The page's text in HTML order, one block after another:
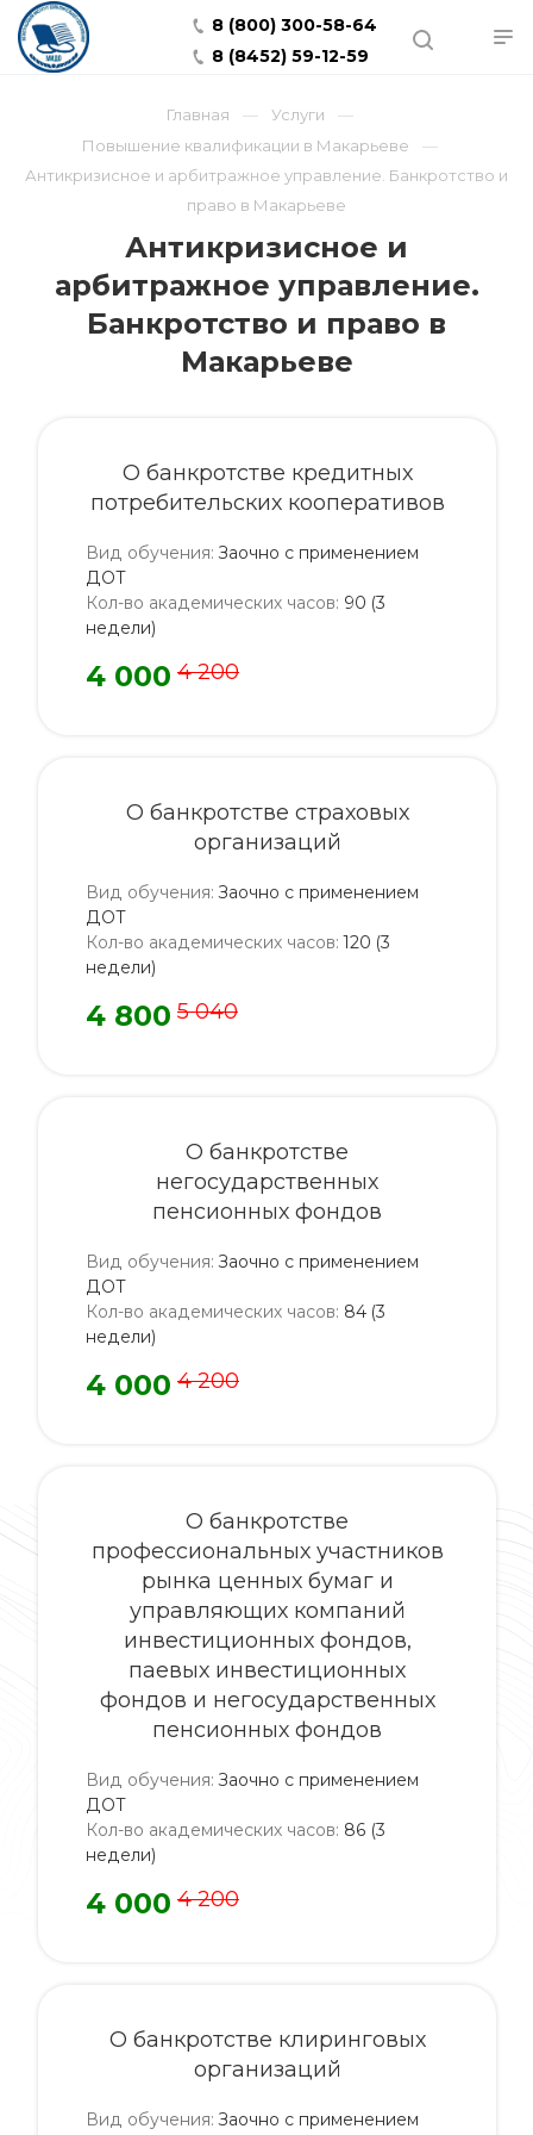
8 (800) 300-58-64
8 (8452) 59-12-59
Главная
Услуги
Повышение квалификации в Макарьеве
Антикризисное и арбитражное управление. Банкротство и
право в Макарьеве
Антикризисное и
арбитражное управление.
Банкротство и право в
Макарьеве
О банкротстве кредитных
потребительских кооперативов
Вид обучения: Заочно с применением
ДОТ
Кол-во академических часов: 90 (3
недели)
4 000 4 200
О банкротстве страховых
организаций
Вид обучения: Заочно с применением
ДОТ
Кол-во академических часов: 120 (3
недели)
4 800 5 040
О банкротстве
негосударственных
пенсионных фондов
Вид обучения: Заочно с применением
ДОТ
Кол-во академических часов: 84 (3
недели)
4 000 4 200
О банкротстве
профессиональных участников
рынка ценных бумаг и
управляющих компаний
инвестиционных фондов,
паевых инвестиционных
фондов и негосударственных
пенсионных фондов
Вид обучения: Заочно с применением
ДОТ
Кол-во академических часов: 86 (3
недели)
4 000 4 200
О банкротстве клиринговых
организаций
Вид обучения: Заочно с применением